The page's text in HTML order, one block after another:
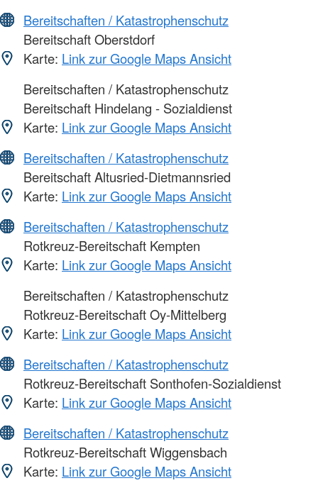
Bereitschaften / Katastrophenschutz
Bereitschaft Oberstdorf
Karte: Link zur Google Maps Ansicht
Bereitschaften / Katastrophenschutz
Bereitschaft Hindelang - Sozialdienst
Karte: Link zur Google Maps Ansicht
Bereitschaften / Katastrophenschutz
Bereitschaft Altusried-Dietmannsried
Karte: Link zur Google Maps Ansicht
Bereitschaften / Katastrophenschutz
Rotkreuz-Bereitschaft Kempten
Karte: Link zur Google Maps Ansicht
Bereitschaften / Katastrophenschutz
Rotkreuz-Bereitschaft Oy-Mittelberg
Karte: Link zur Google Maps Ansicht
Bereitschaften / Katastrophenschutz
Rotkreuz-Bereitschaft Sonthofen-Sozialdienst
Karte: Link zur Google Maps Ansicht
Bereitschaften / Katastrophenschutz
Rotkreuz-Bereitschaft Wiggensbach
Karte: Link zur Google Maps Ansicht